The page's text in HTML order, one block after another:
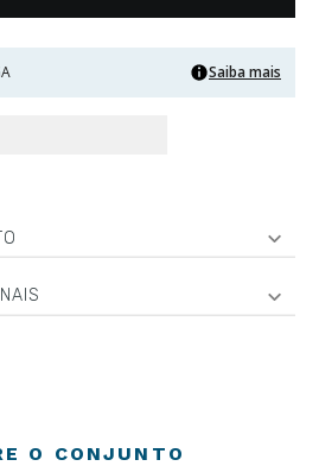
Saiba mais
O CONJUNTO